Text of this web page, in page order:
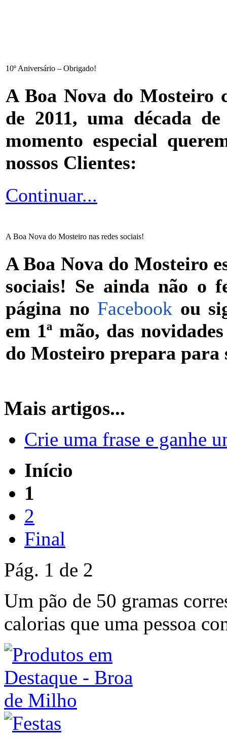
10º Aniversário – Obrigado!
A Boa Nova do Mosteiro
de 2011, uma década
momento especial
nossos Clientes:
Continuar...
A Boa Nova do Mosteiro nas redes sociais!
A Boa Nova do Mosteiro
sociais! Se ainda não o
página no Facebook ou
em 1ª mão, das
do Mosteiro prepara para
Mais artigos...
Crie uma frase e ganhe
Início
1
2
Final
Pág. 1 de 2
Um pão de 50 gramas
calorias que uma pessoa